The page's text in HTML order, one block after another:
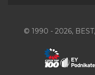
© 1990 - 2026,